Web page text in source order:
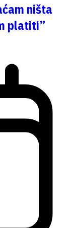
ništa
platiti”